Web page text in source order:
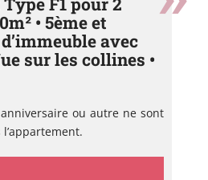
• 5ème et
avec
sur les collines •
ou autre ne sont